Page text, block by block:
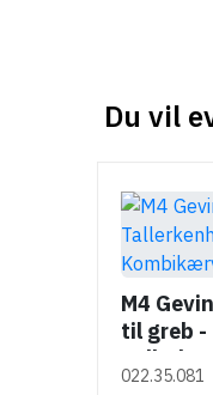
Du vil
M4
til greb -
022.35.081